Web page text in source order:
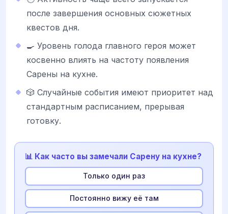
после завершения основных сюжетных
квестов дня.
🍳 Уровень голода главного героя может
косвенно влиять на частоту появления
Сарены на кухне.
🎲 Случайные события имеют приоритет над
стандартным расписанием, прерывая
готовку.
📊 Как часто вы замечали Сарену на кухне?
Только один раз
Постоянно вижу её там